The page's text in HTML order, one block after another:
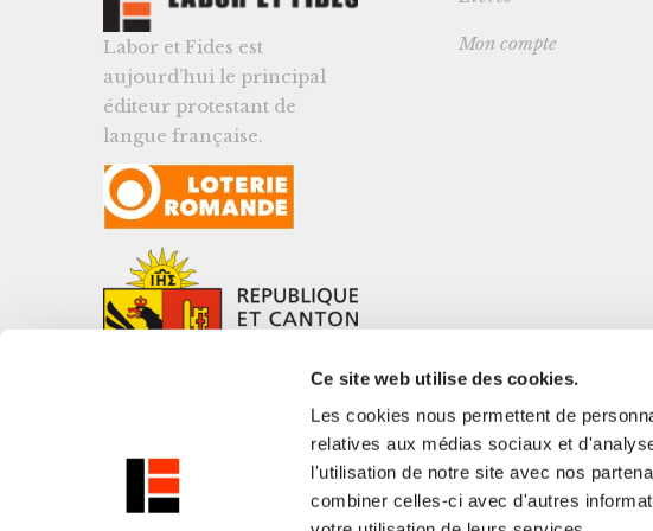
Ce site web utilise des cookies.
Les cookies nous permettent de
relatives aux médias sociaux et
l'utilisation de notre site avec nos
combiner celles-ci avec d'autres
Labor et Fides est
aujourd’hui le principal
éditeur protestant de
langue française.
Mon compte